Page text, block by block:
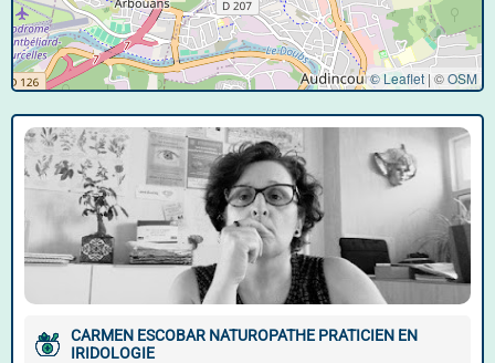
© Leaflet | ©OSM
CARMEN ESCOBAR NATUROPATHE PRATICIEN EN
IRIDOLOGIE